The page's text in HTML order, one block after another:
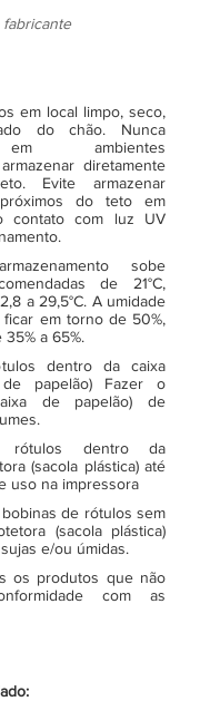
fabricante
em local limpo, seco,
do chão. Nunca
ambientes
diretamente
Evite armazenar
do teto em
contato com luz UV
sobe
de 21°C,
a 29,5°C. A umidade
ficar em torno de 50%,
a 65%.
dentro da caixa
de papelão) Fazer o
de papelão) de
dentro da
(sacola plástica) até
uso na impressora
de rótulos sem
(sacola plástica)
e/ou úmidas.
os produtos que não
com as